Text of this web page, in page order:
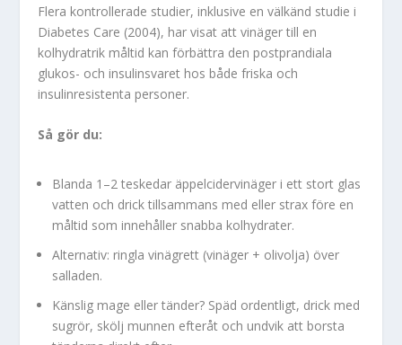
Flera kontrollerade studier, inklusive en välkänd studie i
Diabetes Care (2004), har visat att vinäger till en
kolhydratrik måltid kan förbättra den postprandiala
glukos- och insulinsvaret hos både friska och
insulinresistenta personer.
Så gör du:
Blanda 1–2 teskedar äppelcidervinäger i ett stort glas
vatten och drick tillsammans med eller strax före en
måltid som innehåller snabba kolhydrater.
Alternativ: ringla vinägrett (vinäger + olivolja) över
salladen.
Känslig mage eller tänder? Späd ordentligt, drick med
sugrör, skölj munnen efteråt och undvik att borsta